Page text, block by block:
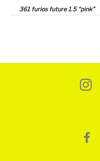
361 furios future 1.5 “pink”